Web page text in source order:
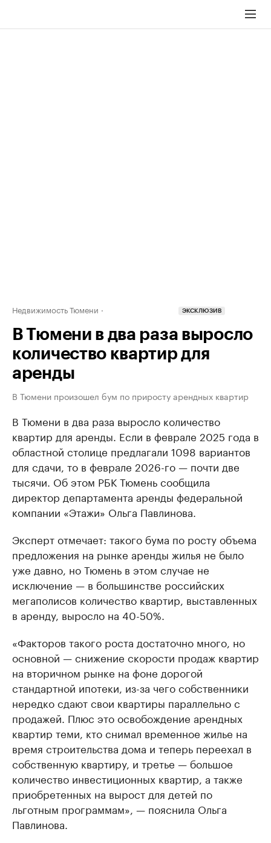
Недвижимость Тюмени ЭКСКЛЮЗИВ
В Тюмени в два раза выросло
количество квартир для
аренды
В Тюмени произошел бум по приросту арендных квартир
В Тюмени в два раза выросло количество
квартир для аренды. Если в феврале 2025 года в
областной столице предлагали 1098 вариантов
для сдачи, то в феврале 2026-го — почти две
тысячи. Об этом РБК Тюмень сообщила
директор департамента аренды федеральной
компании «Этажи» Ольга Павлинова.
Эксперт отмечает: такого бума по росту объема
предложения на рынке аренды жилья не было
уже давно, но Тюмень в этом случае не
исключение — в большинстве российских
мегаполисов количество квартир, выставленных
в аренду, выросло на 40-50%.
«Факторов такого роста достаточно много, но
основной — снижение скорости продаж квартир
на вторичном рынке на фоне дорогой
стандартной ипотеки, из-за чего собственники
нередко сдают свои квартиры параллельно с
продажей. Плюс это освобождение арендных
квартир теми, кто снимал временное жилье на
время строительства дома и теперь переехал в
собственную квартиру, и третье — большое
количество инвестиционных квартир, а также
приобретенных на вырост для детей по
льготным программам», — пояснила Ольга
Павлинова.